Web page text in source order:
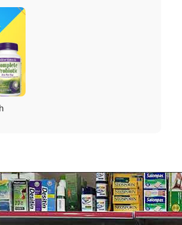
với prebiotic.
đầy đủ các kháng thể để hỗ trợ
của trẻ cùng với các chất dinh dưỡng
ruột khỏe mạnh để trẻ tiêu hóa tốt
dàng trộn với chất lỏng hoặc thực
nhỏ, trẻ mới biết đi và trẻ em.
sữa.